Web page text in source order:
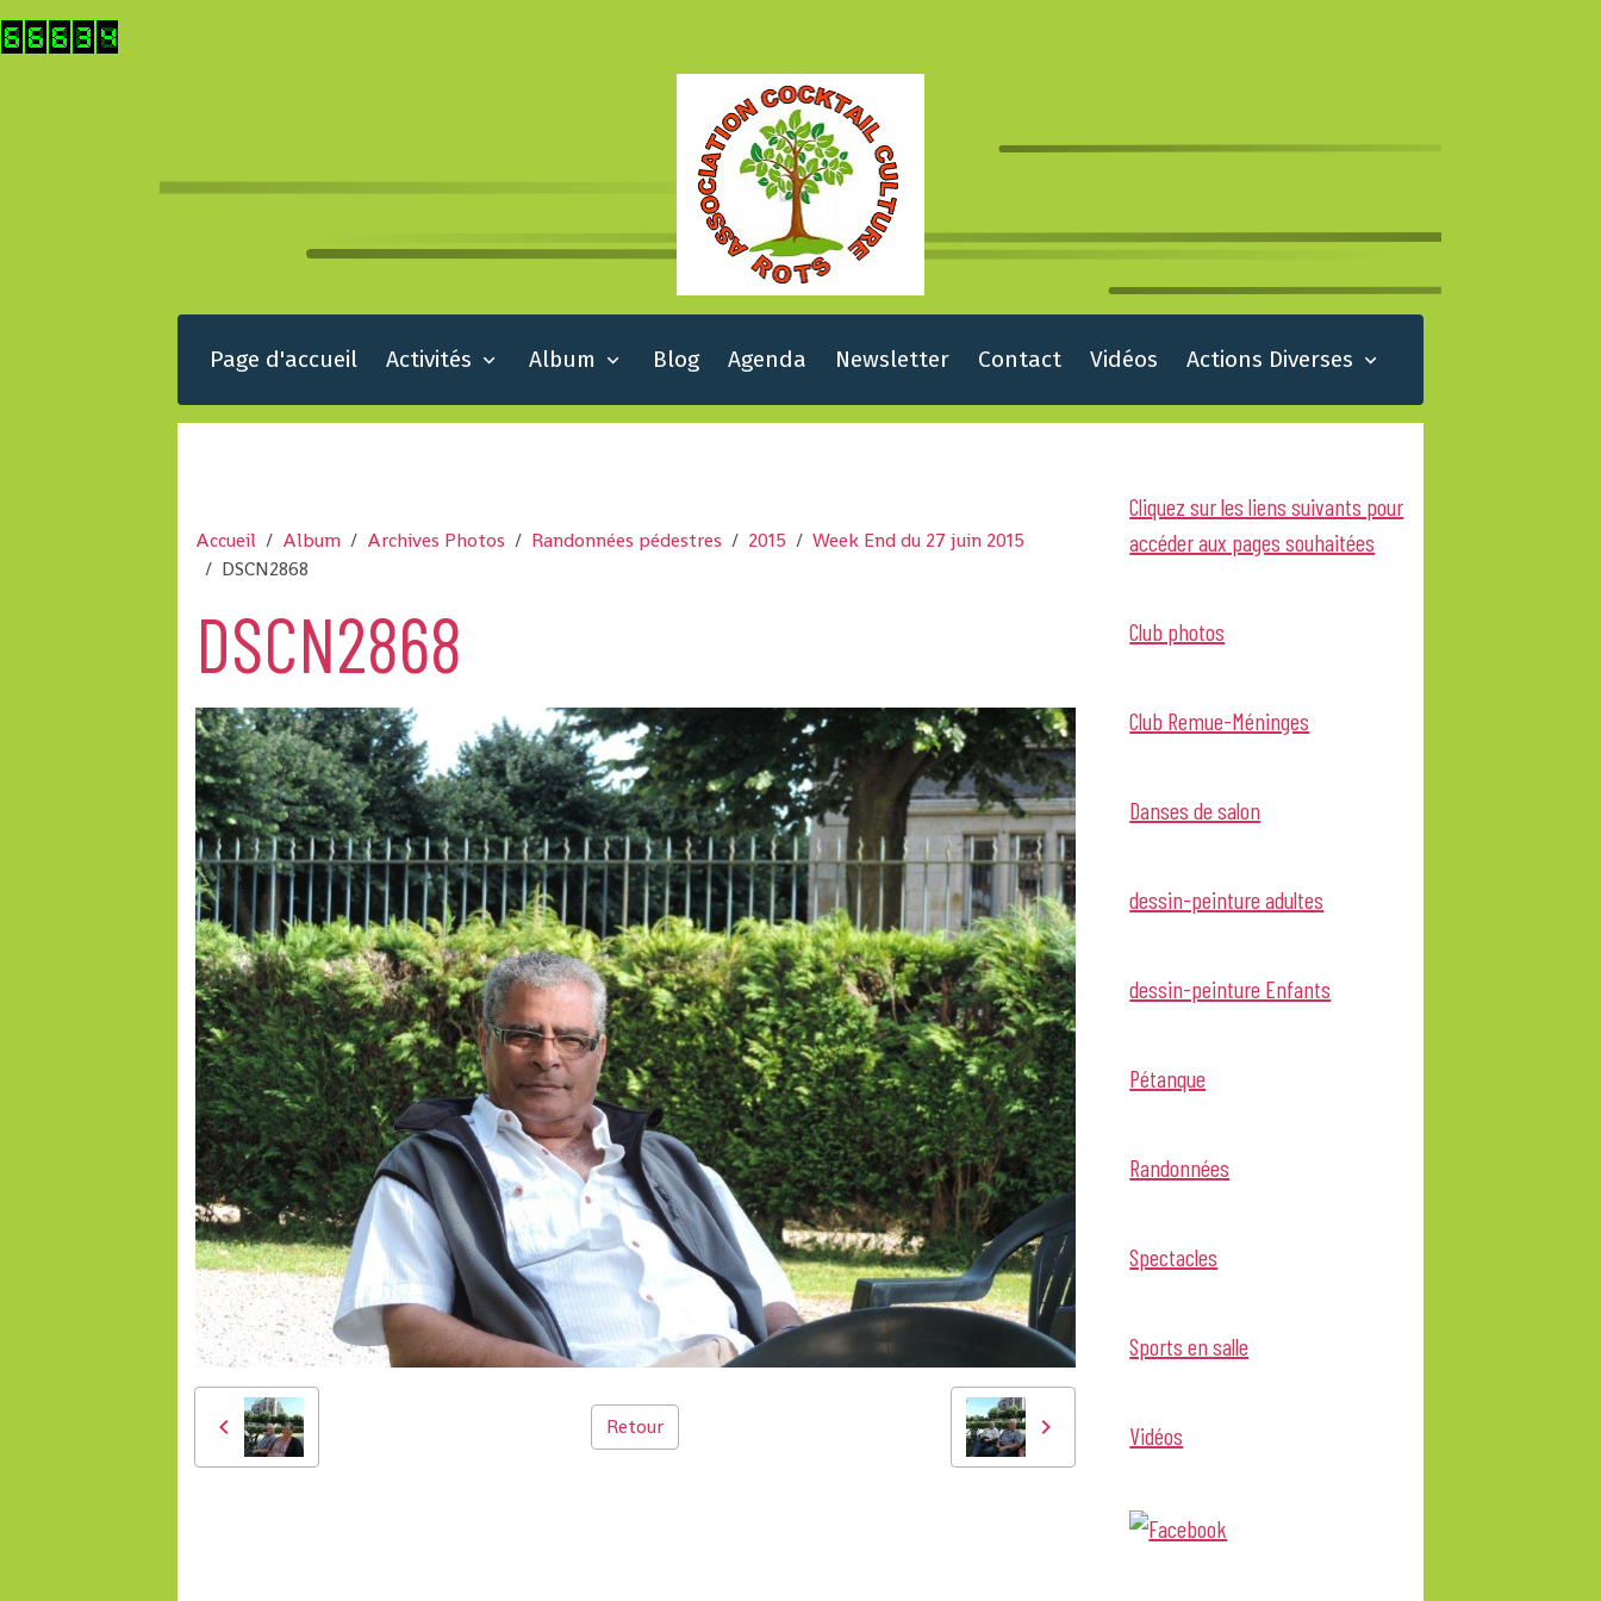
Page d'accueil Activités Album Blog Agenda Newsletter Contact Vidéos Actions Diverses
Accueil Album Archives Photos Randonnées pédestres 2015
Week End du 27 juin 2015
DSCN2868
DSCN2868
Retour
Cliquez sur les liens suivants pour
accéder aux pages souhaitées
Club photos
Club Remue-Méninges
Danses de salon
dessin-peinture adultes
dessin-peinture Enfants
Pétanque
Randonnées
Spectacles
Sports en salle
Vidéos